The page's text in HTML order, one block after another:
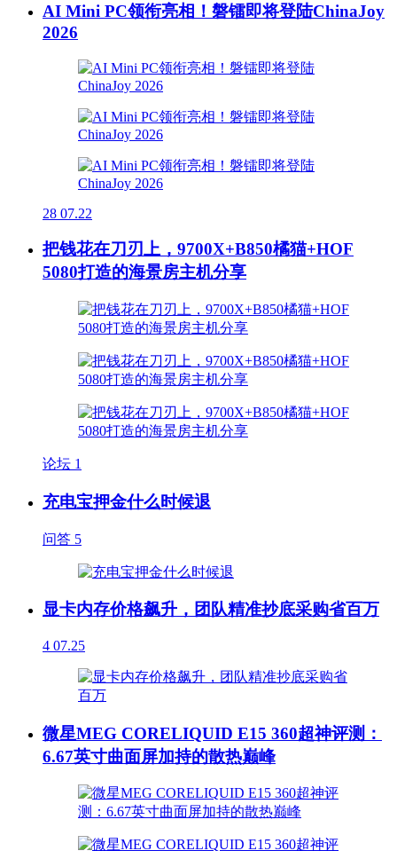
AI Mini PC领衔亮相！磐镭即将登陆ChinaJoy
2026
28 07.22
把钱花在刀刃上，9700X+B850橘猫+HOF
5080打造的海景房主机分享
论坛 1
充电宝押金什么时候退
问答 5
显卡内存价格飙升，团队精准抄底采购省百万
4 07.25
微星MEG CORELIQUID E15 360超神评测：
6.67英寸曲面屏加持的散热巅峰